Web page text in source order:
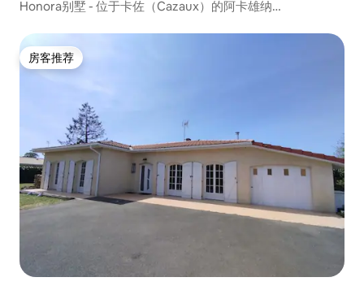
Honora别墅 - 位于卡佐（Cazaux）的阿卡雄纳
房客推荐
房客推荐